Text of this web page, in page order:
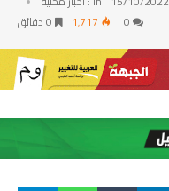
1٬717 0 ‫دقائق‬